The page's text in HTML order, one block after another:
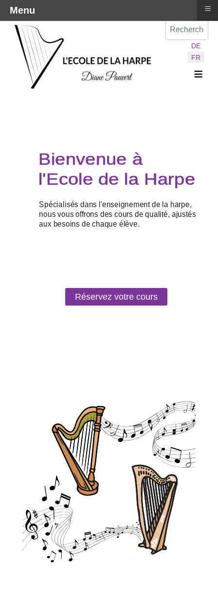
Sélectionnez
DE
FR
≡
Réservez votre cours
Menu ≡